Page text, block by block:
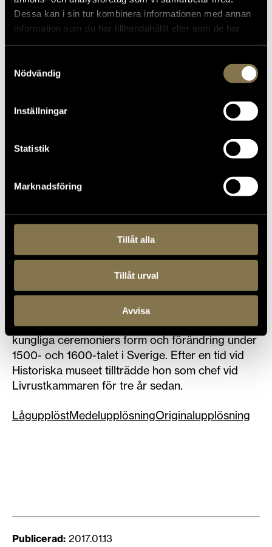
Dessa kan i sin tur kombinera informationen med annan
information som du har tillhandahållit eller som de har
Nödvändig
Inställningar
Statistik
Marknadsföring
Tillåt alla
Tillåt urval
Avvisa
Malin Grundberg, museichef
Malin Grundberg är historiker och har doktorerat
vid Stockholms universitet på en avhandling om
kungliga ceremoniers form och förändring under
1500- och 1600-talet i Sverige. Efter en tid vid
Historiska museet tillträdde hon som chef vid
Livrustkammaren för tre år sedan.
LågupplöstMedelupplösningOriginalupplösning
Publicerad 2017.01.13